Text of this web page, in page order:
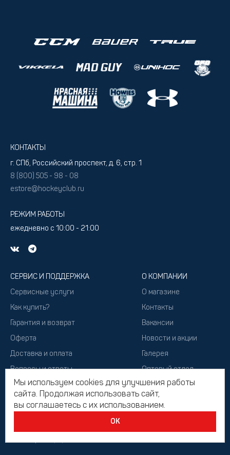
КОНТАКТЫ
г. СПб, Российский проспект, д. 6, стр. 1
8 (800) 505 - 98 - 08
estore@hockeyclub.ru
РЕЖИМ РАБОТЫ
ежедневно с 10:00 - 21:00
СЕРВИС И ПОДДЕРЖКА
Сервисные услуги
Как купить?
Гарантия и возврат
Оферта
Доставка и оплата
Вопросы и ответы
Подарочный сертификат
О КОМПАНИИ
О магазине
Контакты
Вакансии
Новости и акции
Галерея
Оптовый отдел
Мы используем cookies для улучшения работы
сайта. Продолжая использовать сайт,
вы соглашаетесь с их использованием.
ОК